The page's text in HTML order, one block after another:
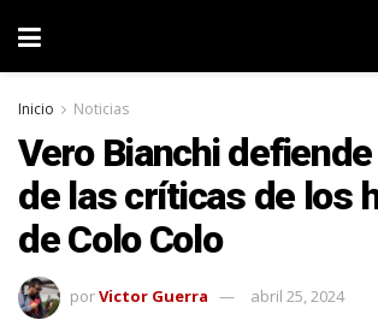
Inicio Noticias
Vero Bianchi defiende
de las críticas de los
de Colo Colo
porVictor Guerra abril 25, 2024